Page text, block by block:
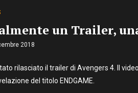
un Trailer,
2018
rilasciato il trailer di Avengers 4. Il
del titolo ENDGAME.